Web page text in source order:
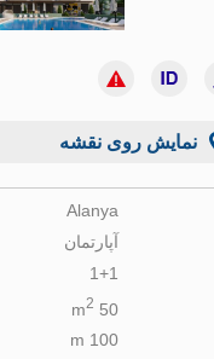
نمایش روی نقشه
Alanya
آپارتمان
1+1
50 m
2
100 m